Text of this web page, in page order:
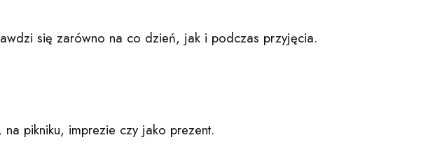
się zarówno na co dzień, jak i podczas przyjęcia.
pikniku, imprezie czy jako prezent.